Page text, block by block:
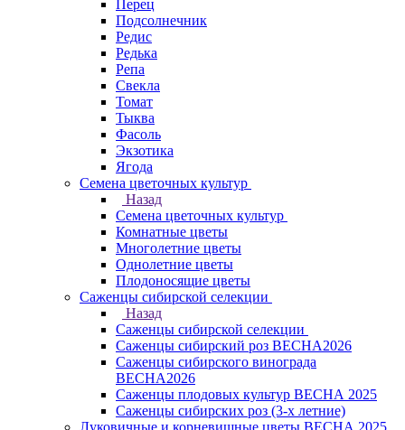
Перец
Подсолнечник
Редис
Редька
Репа
Свекла
Томат
Тыква
Фасоль
Экзотика
Ягода
Семена цветочных культур
Назад
Семена цветочных культур
Комнатные цветы
Многолетние цветы
Однолетние цветы
Плодоносящие цветы
Саженцы сибирской селекции
Назад
Саженцы сибирской селекции
Саженцы сибирский роз ВЕСНА2026
Саженцы сибирского винограда
ВЕСНА2026
Саженцы плодовых культур ВЕСНА 2025
Саженцы сибирских роз (3-х летние)
Луковичные и корневищные цветы ВЕСНА 2025